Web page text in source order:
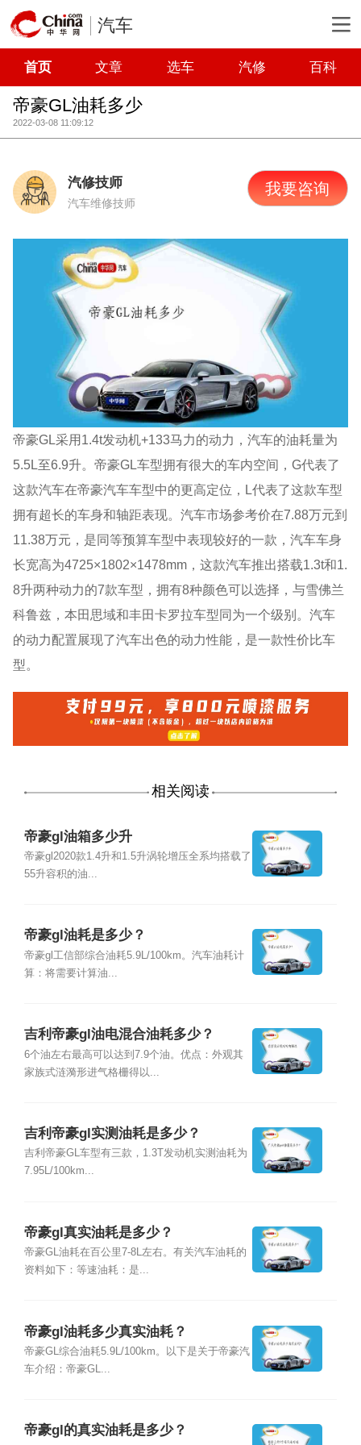
汽车
首页 文章 选车 汽修 百科
帝豪GL油耗多少
2022-03-08 11:09:12
汽修技师
汽车维修技师
我要咨询
帝豪GL采用1.4t发动机+133马力的动力，汽车的油耗量为
5.5L至6.9升。帝豪GL车型拥有很大的车内空间，G代表了
这款汽车在帝豪汽车车型中的更高定位，L代表了这款车型
拥有超长的车身和轴距表现。汽车市场参考价在7.88万元到
11.38万元，是同等预算车型中表现较好的一款，汽车车身
长宽高为4725×1802×1478mm，这款汽车推出搭载1.3t和1.
8升两种动力的7款车型，拥有8种颜色可以选择，与雪佛兰
科鲁兹，本田思域和丰田卡罗拉车型同为一个级别。汽车
的动力配置展现了汽车出色的动力性能，是一款性价比车
型。
相关阅读
帝豪gl油箱多少升
帝豪gl2020款1.4升和1.5升涡轮增压全系均搭载了
55升容积的油...
帝豪gl油耗是多少？
帝豪gl工信部综合油耗5.9L/100km。汽车油耗计
算：将需要计算油...
吉利帝豪gl油电混合油耗多少？
6个油左右最高可以达到7.9个油。优点：外观其
家族式涟漪形进气格栅得以...
吉利帝豪gl实测油耗是多少？
吉利帝豪GL车型有三款，1.3T发动机实测油耗为
7.95L/100km...
帝豪gl真实油耗是多少？
帝豪GL油耗在百公里7-8L左右。有关汽车油耗的
资料如下：等速油耗：是...
帝豪gl油耗多少真实油耗？
帝豪GL综合油耗5.9L/100km。以下是关于帝豪汽
车介绍：帝豪GL...
帝豪gl的真实油耗是多少？